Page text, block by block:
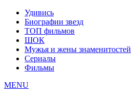
Удивись
Биографии звезд
ТОП фильмов
ШОК
Мужья и жены знаменитостей
Сериалы
Фильмы
MENU